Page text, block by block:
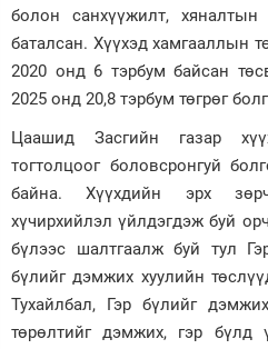
болон санхүүжилт, хяналтын
баталсан. Хүүхэд хамгааллын
2020 онд 6 тэрбум байсан
2025 онд 20,8 тэрбум төгрөг
Цаашид Засгийн газар
тогтолцоог боловсронгуй
байна. Хүүхдийн эрх
хүчирхийлэл үйлдэгдэж буй
бүлээс шалтгаалж буй тул
бүлийг дэмжих хуулийн
Тухайлбал, Гэр бүлийг
төрөлтийг дэмжих, гэр бүлд